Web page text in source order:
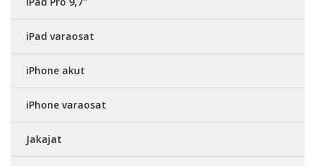
iPad varaosat
iPhone akut
iPhone varaosat
Jakajat